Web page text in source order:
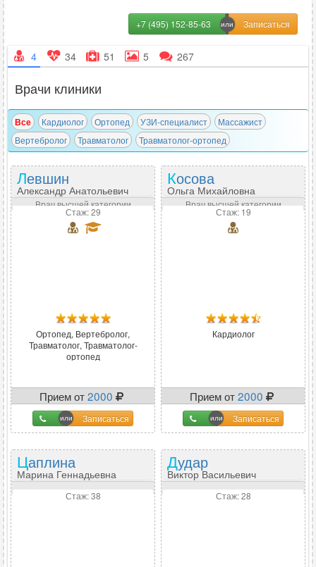
+7 (495) 152-85-63
4 34 51 5 267
Врачи клиники
Все Кардиолог Ортопед УЗИ-специалист
Массажист
Вертебролог
Травматолог Травматолог-ортопед
Левшин
Александр Анатольевич
Врач высшей категории
Стаж: 29
Ортопед, Вертебролог,
Травматолог, Травматолог-
ортопед
Прием от2000
Записаться
Косова
Ольга Михайловна
Врач высшей категории
Стаж: 19
Кардиолог
Прием от2000
Записаться
Цаплина
Марина Геннадьевна
Стаж: 38
Дудар
Виктор Васильевич
Стаж: 28